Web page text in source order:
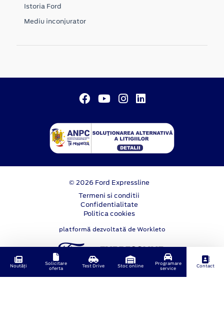
Istoria Ford
Mediu inconjurator
© 2026 Ford Expressline
Termeni si conditii
Confidentialitate
Politica cookies
platformă dezvoltată de Workleto
Noutăți
Solicitare
oferta
Test Drive Stoc online
Programare
service
Contact